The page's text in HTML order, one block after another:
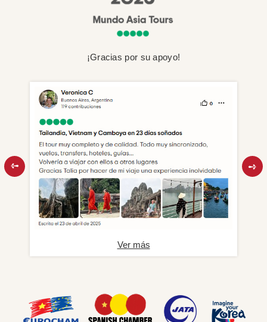
¡Gracias por su apoyo!
Ver más